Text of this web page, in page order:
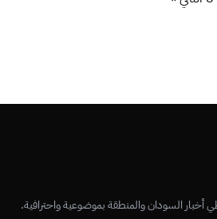
أخبار السودان والمنطقة بموضوعية واحترافية.